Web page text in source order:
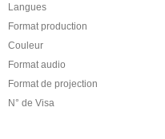
Langues
Format production
Couleur
Format audio
Format de projection
N° de Visa